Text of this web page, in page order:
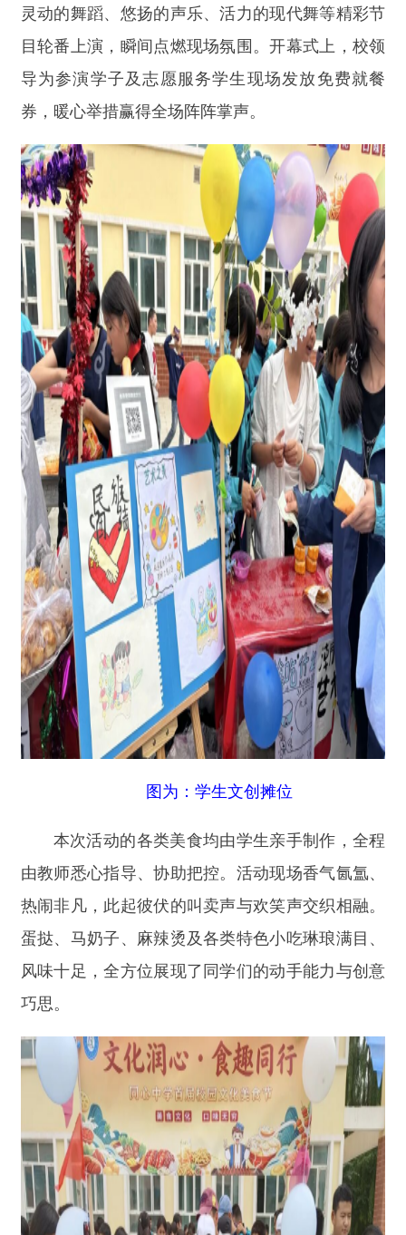
图为：学生文创摊位
本次活动的各类美食均由学生亲手制作，全程
由教师悉心指导、协助把控。活动现场香气氤氲、
热闹非凡，此起彼伏的叫卖声与欢笑声交织相融。
蛋挞、马奶子、麻辣烫及各类特色小吃琳琅满目、
风味十足，全方位展现了同学们的动手能力与创意
巧思。